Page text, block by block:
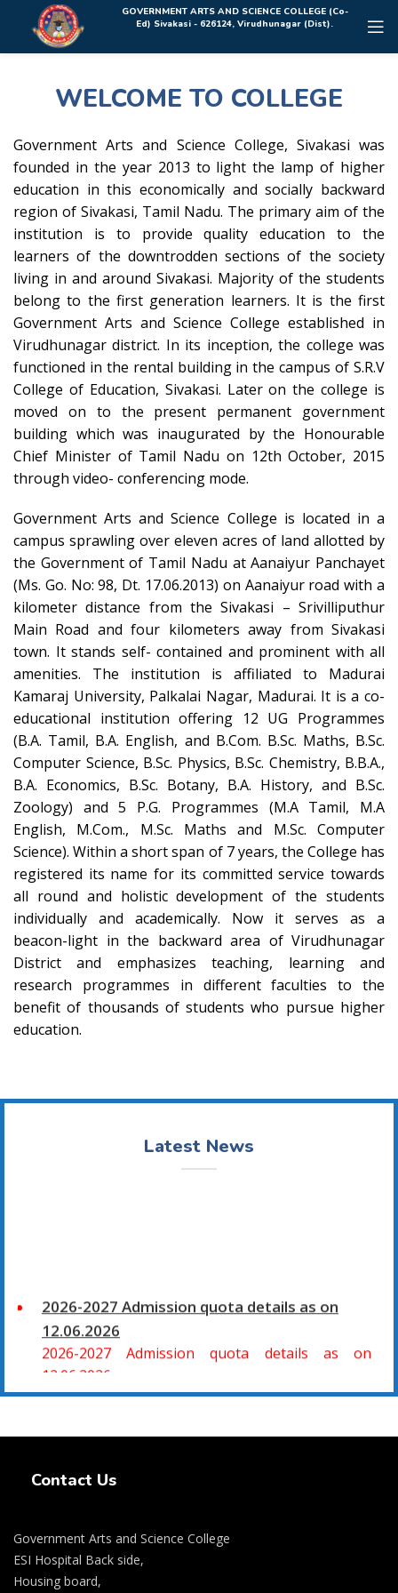
Rolex Replica Uhren DeutschlandGOVERNMENT ARTS AND SCIENCE COLLEGE (Co-
Ed) Sivakasi - 626124, Virudhunagar (Dist).
WELCOME TO COLLEGE
Government Arts and Science College, Sivakasi was
founded in the year 2013 to light the lamp of higher
education in this economically and socially backward
region of Sivakasi, Tamil Nadu. The primary aim of the
institution is to provide quality education to the
learners of the downtrodden sections of the society
living in and around Sivakasi. Majority of the students
belong to the first generation learners. It is the first
Government Arts and Science College established in
Virudhunagar district. In its inception, the college was
functioned in the rental building in the campus of S.R.V
College of Education, Sivakasi. Later on the college is
moved on to the present permanent government
building which was inaugurated by the Honourable
Chief Minister of Tamil Nadu on 12th October, 2015
through video- conferencing mode.
Government Arts and Science College is located in a
campus sprawling over eleven acres of land allotted by
the Government of Tamil Nadu at Aanaiyur Panchayet
(Ms. Go. No: 98, Dt. 17.06.2013) on Aanaiyur road with a
kilometer distance from the Sivakasi – Srivilliputhur
Main Road and four kilometers away from Sivakasi
town. It stands self- contained and prominent with all
amenities. The institution is affiliated to Madurai
Kamaraj University, Palkalai Nagar, Madurai. It is a co-
educational institution offering 12 UG Programmes
(B.A. Tamil, B.A. English, and B.Com. B.Sc. Maths, B.Sc.
Computer Science, B.Sc. Physics, B.Sc. Chemistry, B.B.A.,
B.A. Economics, B.Sc. Botany, B.A. History, and B.Sc.
Zoology) and 5 P.G. Programmes (M.A Tamil, M.A
English, M.Com., M.Sc. Maths and M.Sc. Computer
Science). Within a short span of 7 years, the College has
registered its name for its committed service towards
all round and holistic development of the students
individually and academically. Now it serves as a
beacon-light in the backward area of Virudhunagar
District and emphasizes teaching, learning and
research programmes in different faculties to the
benefit of thousands of students who pursue higher
education.
Latest News
2026-2027 Admission quota details as on
12.06.2026
2026-2027 Admission quota details as on
12.06.2026
சிவகாசி, அரசு கலை மற்றும் அறிவியல் கல்லூரியில்
08.06.2026 அன்று B.Sc., கணிதம், B.Sc., கணினி
விலங்கியல் ஆகிய அறிவியல் பாடப்பிரிவுகளுக்கும்,
09.06.2026 அன்று B.Com., வணிகவியல், B.B.A.,
வணிக நிர்வாகவியல், B.A., பொருளியல், B.A., வரலாறு
Contact Us
Government Arts and Science College
ESI Hospital Back side,
Housing board,